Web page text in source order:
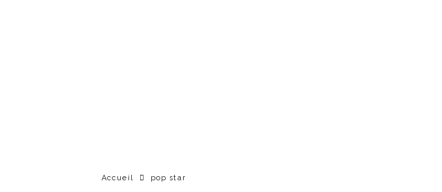
Accueil pop star